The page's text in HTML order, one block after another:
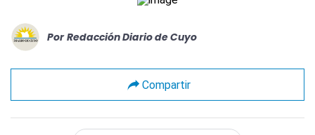
Por Redacción Diario de Cuyo
Compartir